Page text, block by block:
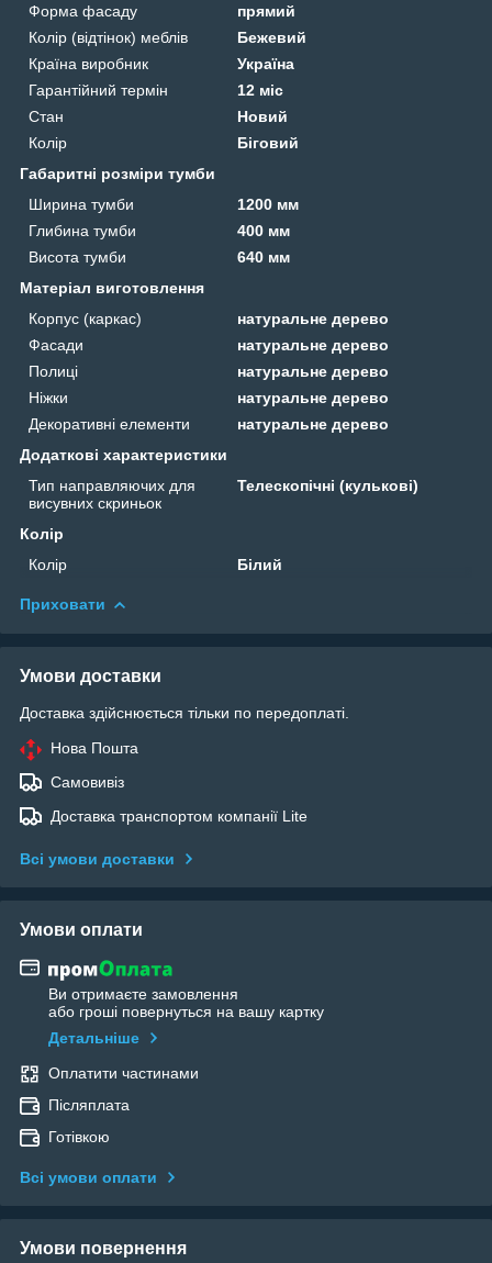
Форма фасаду
прямий
Колір (відтінок) меблів
Бежевий
Країна виробник
Україна
Гарантійний термін
12 міс
Стан
Новий
Колір
Біговий
Габаритні розміри тумби
Ширина тумби
1200 мм
Глибина тумби
400 мм
Висота тумби
640 мм
Матеріал виготовлення
Корпус (каркас)
натуральне дерево
Фасади
натуральне дерево
Полиці
натуральне дерево
Ніжки
натуральне дерево
Декоративні елементи
натуральне дерево
Додаткові характеристики
Тип направляючих для
висувних скриньок
Телескопічні (кулькові)
Колір
Колір
Білий
Приховати
Умови доставки
Доставка здійснюється тільки по передоплаті.
Нова Пошта
Самовивіз
Доставка транспортом компанії Lite
Всі умови доставки
Умови оплати
Ви отримаєте замовлення
або гроші повернуться на вашу картку
Детальніше
Оплатити частинами
Післяплата
Готівкою
Всі умови оплати
Умови повернення